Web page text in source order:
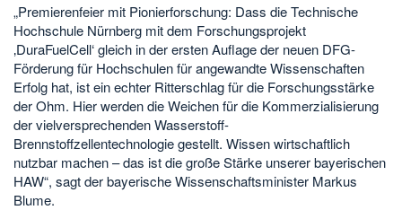
„Premierenfeier mit Pionierforschung: Dass die Technische
Hochschule Nürnberg mit dem Forschungsprojekt
‚DuraFuelCell‘ gleich in der ersten Auflage der neuen DFG-
Förderung für Hochschulen für angewandte Wissenschaften
Erfolg hat, ist ein echter Ritterschlag für die Forschungsstärke
der Ohm. Hier werden die Weichen für die Kommerzialisierung
der vielversprechenden Wasserstoff-
Brennstoffzellentechnologie gestellt. Wissen wirtschaftlich
nutzbar machen – das ist die große Stärke unserer bayerischen
HAW“, sagt der bayerische Wissenschaftsminister Markus
Blume.